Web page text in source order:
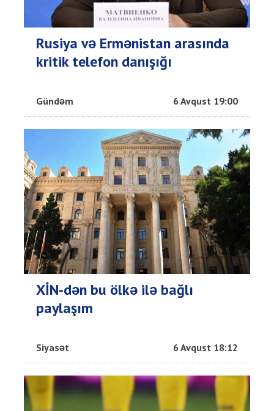
Rusiya və Ermənistan arasında
kritik telefon danışığı
Gündəm 6 Avqust 19:00
XİN-dən bu ölkə ilə bağlı
paylaşım
Siyasət 6 Avqust 18:12